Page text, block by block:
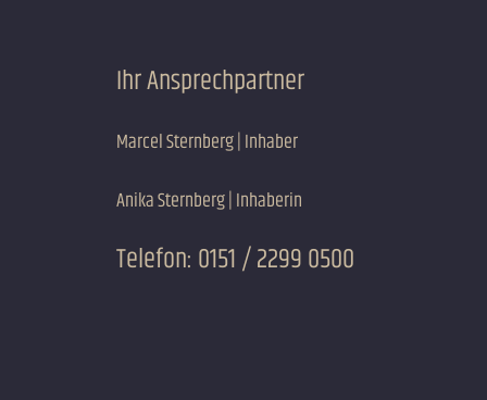
Ihr Ansprechpartner
Marcel Sternberg | Inhaber
Anika Sternberg | Inhaberin
Telefon: 0151 / 2299 0500